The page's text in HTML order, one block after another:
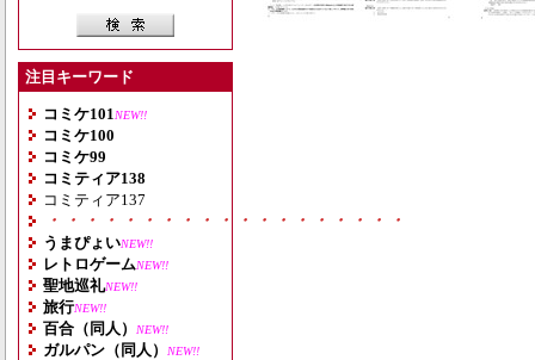
注目キーワード
コミケ101 NEW!!
コミケ100
コミケ99
コミティア138
コミティア137
・・・・・・・・・・・・・・・・・・・
うまぴょいNEW!!
レトロゲームNEW!!
聖地巡礼NEW!!
旅行NEW!!
百合（同人） NEW!!
ガルパン（同人） NEW!!